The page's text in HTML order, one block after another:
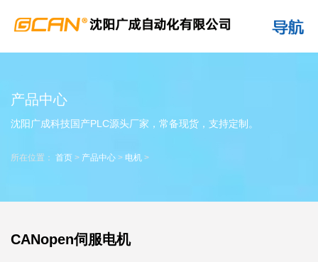
产品中心
沈阳广成科技国产PLC源头厂家，常备现货，支持定制。
所在位置： 首页 > 产品中心 > 电机 >
CANopen伺服电机